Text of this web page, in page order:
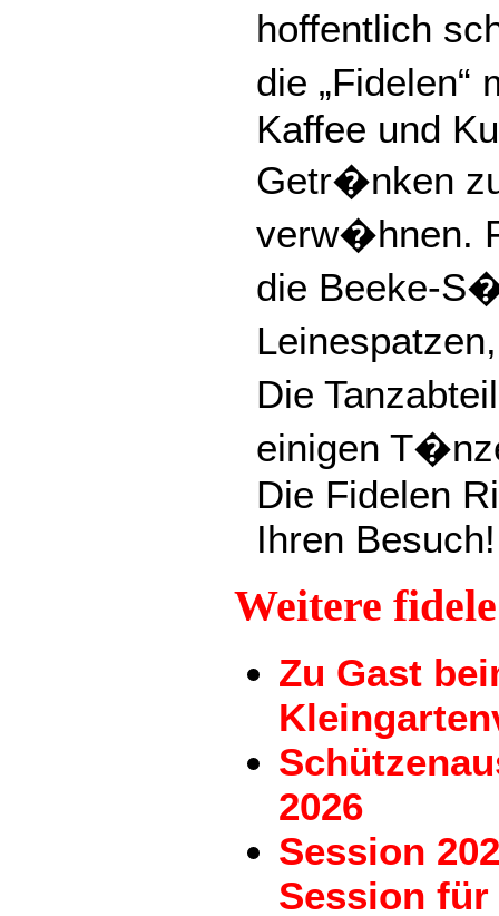
hoffentlich
die
Kaffee und
Getr�nken
verw�hnen.
die Beeke-
Die
einigen
Die Fidelen
Ihren Besuch!
Weitere
Zu Gast
2026
Session
Session